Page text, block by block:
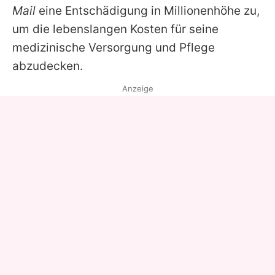
Mail eine Entschädigung in Millionenhöhe zu,
um die lebenslangen Kosten für seine
medizinische Versorgung und Pflege
abzudecken.
Anzeige